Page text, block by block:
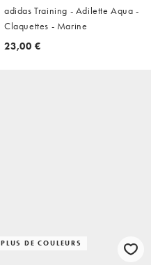
adidas Training - Adilette Aqua -
Claquettes - Marine
23,00 €
PLUS DE COULEURS